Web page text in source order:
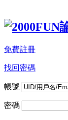
免費註冊
找回密碼
帳號
密碼